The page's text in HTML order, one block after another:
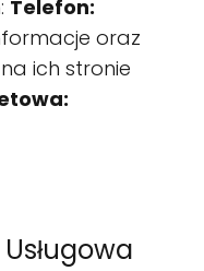
Telefon:
oraz
ich stronie